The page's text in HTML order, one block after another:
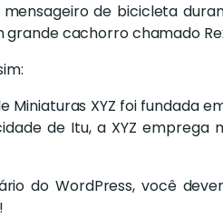
mensageiro de bicicleta
grande cachorro chamado
Miniaturas XYZ foi fundada
de Itu, a XYZ
do WordPress, você